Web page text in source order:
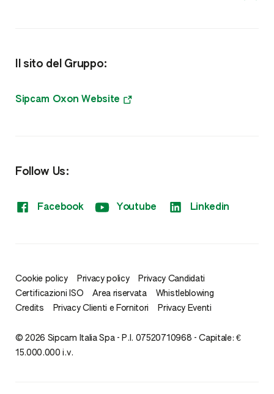
Microgranuli Starter
Meso e Microelementi
Il sito del Gruppo:
Sipcam Oxon Website
Follow Us:
Facebook Youtube Linkedin
© 2026 Sipcam Italia Spa - P.I. 07520710968 - Capitale: €
15.000.000 i.v.
Cookie policy Privacy policy
Privacy Candidati
Certificazioni ISO
Area riservata
Whistleblowing
Credits
Privacy Clienti e Fornitori Privacy Eventi